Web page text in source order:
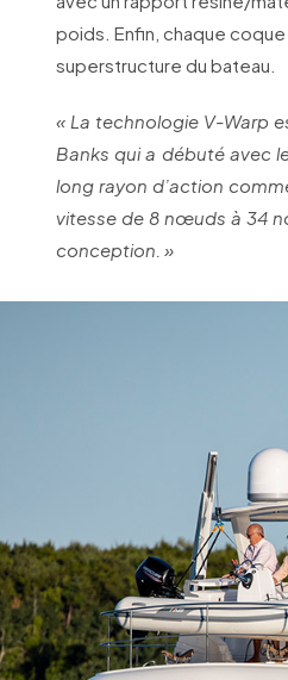
poids. Enfin, chaque
superstructure du bateau.
« La technologie V-Warp
Banks qui a débuté avec
long rayon d’action
vitesse de 8 nœuds à 34
conception. »